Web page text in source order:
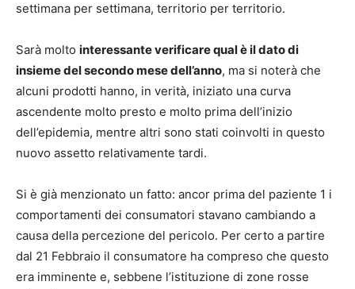
settimana per settimana, territorio per territorio.
Sarà molto interessante verificare qual è il dato di
insieme del secondo mese dell’anno, ma si noterà che
alcuni prodotti hanno, in verità, iniziato una curva
ascendente molto presto e molto prima dell’inizio
dell’epidemia, mentre altri sono stati coinvolti in questo
nuovo assetto relativamente tardi.
Si è già menzionato un fatto: ancor prima del paziente 1 i
comportamenti dei consumatori stavano cambiando a
causa della percezione del pericolo. Per certo a partire
dal 21 Febbraio il consumatore ha compreso che questo
era imminente e, sebbene l’istituzione di zone rosse